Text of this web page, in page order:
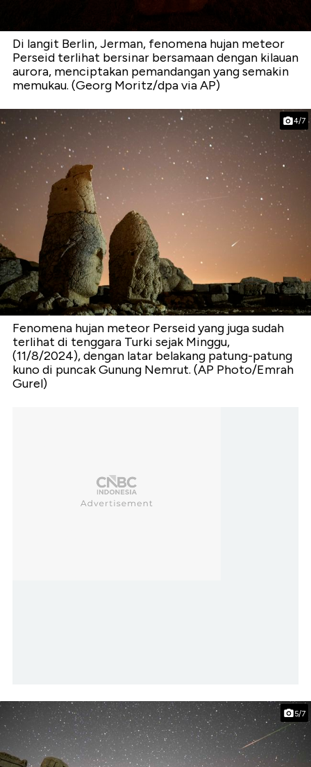
Di langit Berlin, Jerman, fenomena hujan meteor
Perseid terlihat bersinar bersamaan dengan kilauan
aurora, menciptakan pemandangan yang semakin
memukau. (Georg Moritz/dpa via AP)
4/7
Fenomena hujan meteor Perseid yang juga sudah
terlihat di tenggara Turki sejak Minggu,
(11/8/2024), dengan latar belakang patung-patung
kuno di puncak Gunung Nemrut. (AP Photo/Emrah
Gurel)
5/7